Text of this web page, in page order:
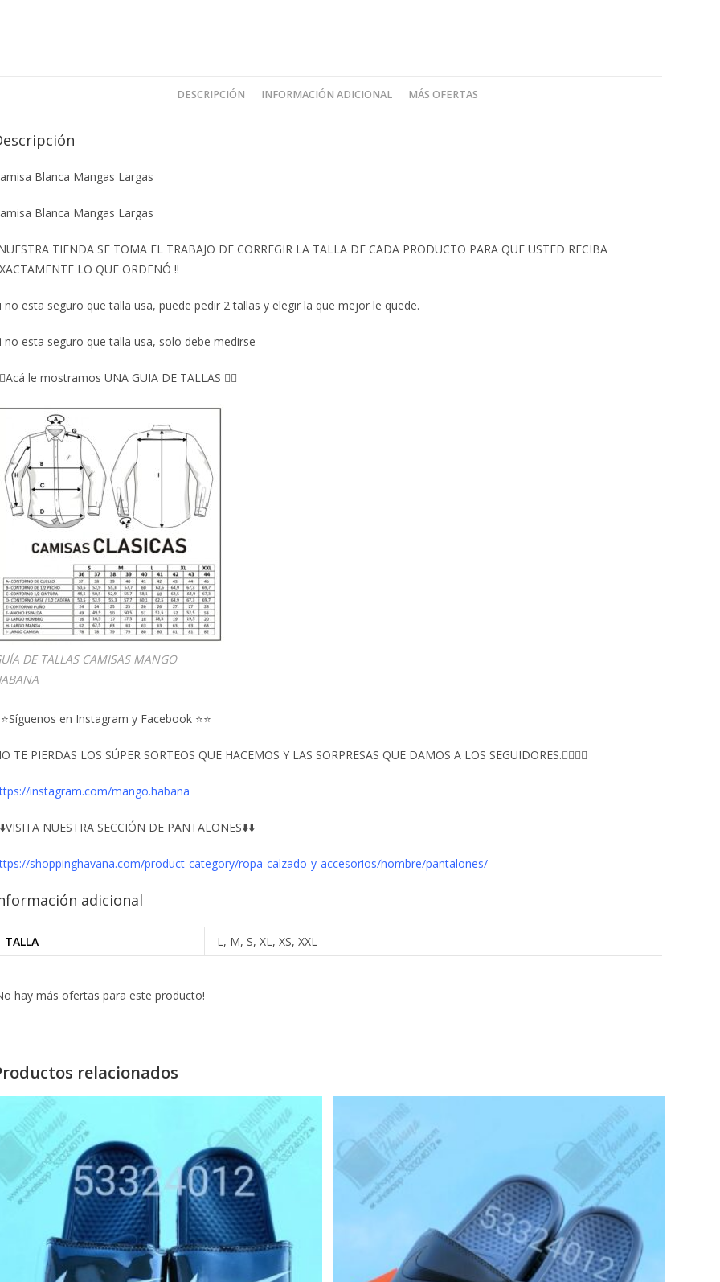
DESCRIPCIÓN INFORMACIÓN ADICIONAL MÁS OFERTAS
Blanca Mangas Largas
Blanca Mangas Largas
TIENDA SE TOMA EL TRABAJO DE CORREGIR LA TALLA DE CADA PRODUCTO PARA QUE USTED RECIBA
LO QUE ORDENÓ ‼️
no esta seguro que talla usa, puede pedir 2 tallas y elegir la que mejor le quede.
no esta seguro que talla usa, solo debe medirse
le mostramos UNA GUIA DE TALLAS 👇🏻
DE TALLAS CAMISAS MANGO
en Instagram y Facebook ⭐⭐
TE PIERDAS LOS SÚPER SORTEOS QUE HACEMOS Y LAS SORPRESAS QUE DAMOS A LOS SEGUIDORES.👇🏻👇🏻
instagram.com/mango.habana
NUESTRA SECCIÓN DE PANTALONES⬇️⬇️
shoppinghavana.com/product-category/ropa-calzado-y-accesorios/hombre/pantalones/
adicional
TALLA L, M, S, XL, XS, XXL
hay más ofertas para este producto!
relacionados